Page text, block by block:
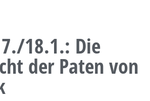
18.1.: Die
der Paten von